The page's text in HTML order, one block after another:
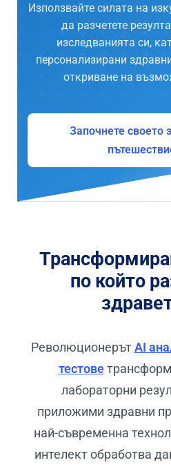
Използвайте силата на
да разчетете
изследванията си,
персонализирани
откриване на
Започнете своето
по който
РеволюционерътAI
тестове
лабораторни
приложими здравни
най-съвременна
интелект обработва